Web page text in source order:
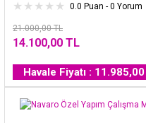
0.0 Puan - 0 Yorum
21.000,00 TL
14.100,00 TL
Havale Fiyatı :